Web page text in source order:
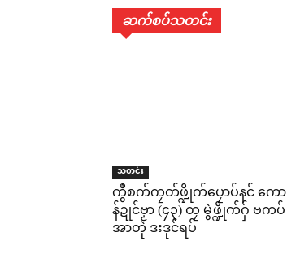
ဆက်စပ်သတင်း
သတင်း
ကွဳစက်ကၠတ်ဖ္ဍိုက်ပၠောပ်နင် ကော
န်ဍုင်ဗၟာ (၄၃) တၠ မွဲဖ္ဍိုက်ဂှ် ဗကပ်
အာတုဲ ဒးဒုင်ရပ်